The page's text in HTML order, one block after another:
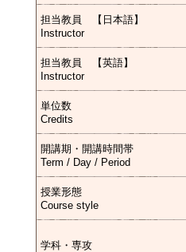
担当教員 【日本語】
Instructor
担当教員 【英語】
Instructor
単位数
Credits
開講期・開講時間帯
Term / Day / Period
授業形態
Course style
学科・専攻